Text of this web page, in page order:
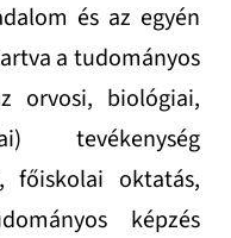
és az egyén
a tudományos
orvosi, biológiai,
tevékenység
főiskolai oktatás,
képzés